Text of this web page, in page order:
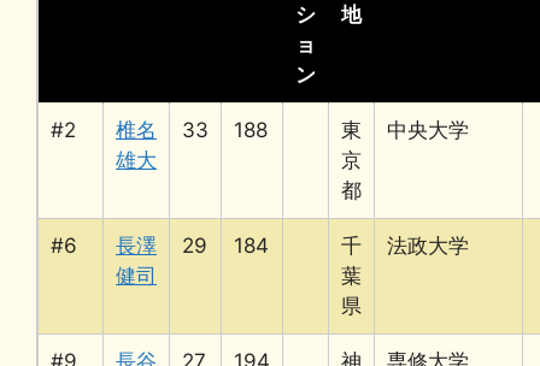
シ
ョ
ン
地
#2
椎名
雄大
33 188
東
京
都
中央大学
#6
長澤
健司
29 184
千
葉
県
法政大学
#9 長谷 27 194 神 専修大学